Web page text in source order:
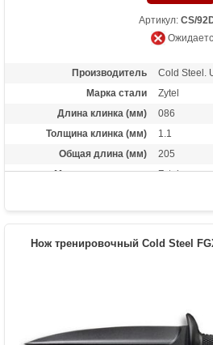
Артикул: CS/
Производитель
Cold Steel.
Марка стали
Zytel
Длина клинка (мм)
086
Толщина клинка (мм)
1.1
Общая длина (мм)
205
Материал рукоятки
Zytel
Нож тренировочный Cold Steel